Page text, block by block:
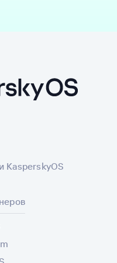
KasperskyOS